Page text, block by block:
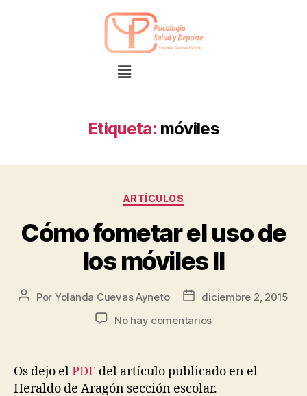
Etiqueta: móviles
ARTÍCULOS
Cómo fometar el uso de
los móviles II
Por Yolanda Cuevas Ayneto
diciembre 2, 2015
No hay comentarios
Os dejo elPDF del artículo publicado en el
Heraldo de Aragón sección escolar.